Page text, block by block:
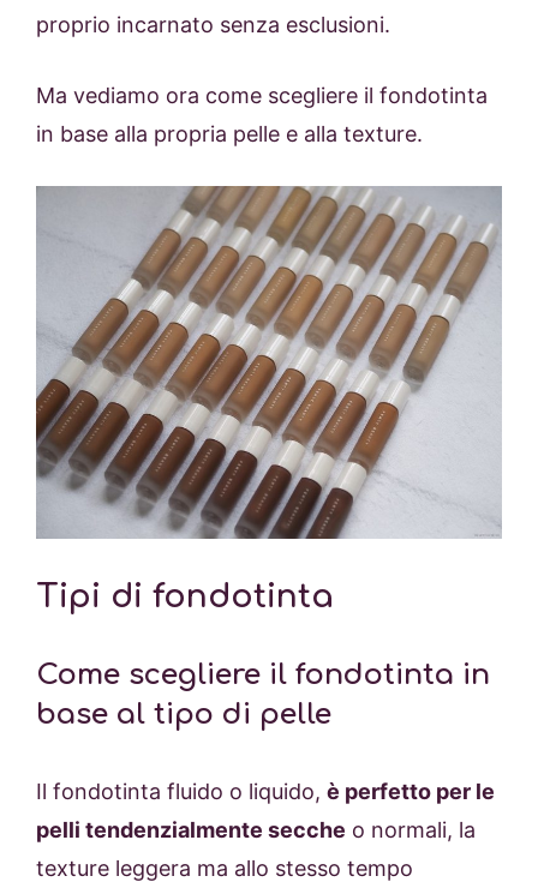
proprio incarnato senza esclusioni.
Ma vediamo ora come scegliere il fondotinta
in base alla propria pelle e alla texture.
Tipi di fondotinta
Come scegliere il fondotinta in
base al tipo di pelle
Il fondotinta fluido o liquido, è perfetto per le
pelli tendenzialmente secche o normali, la
texture leggera ma allo stesso tempo